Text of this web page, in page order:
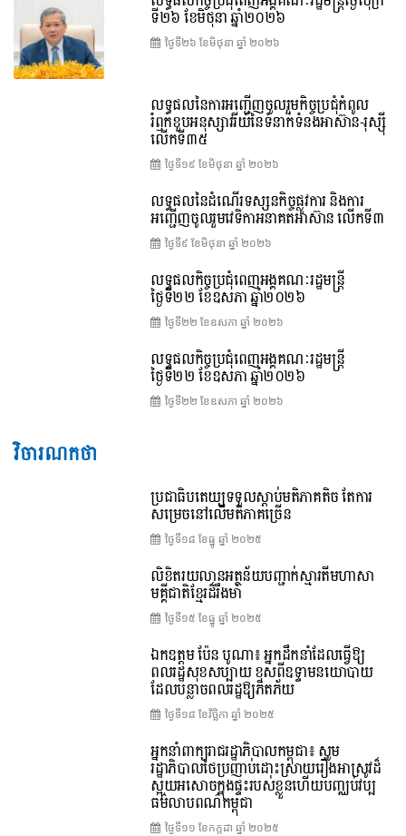
ទី២៦ ខែមិថុនា ឆ្នាំ២០២៦
ថ្ងៃទី២៦ ខែ​មិថុនា ឆ្នាំ ២០២៦
លទ្ធផលនៃការអញ្ជើញចូលរួមកិច្ចប្រជុំកំពូល
រំឭកខួបអនុស្សាវរីយ៍នៃទំនាក់ទំនងអាស៊ាន-រុស្ស៊ី
លើកទី៣៥
ថ្ងៃទី១៩ ខែ​មិថុនា ឆ្នាំ ២០២៦
លទ្ធផលនៃដំណើរទស្សនកិច្ចផ្លូវការ និងការ
អញ្ជើញចូលរួមវេទិកាអនាគតអាស៊ាន លើកទី៣
ថ្ងៃទី៩ ខែ​មិថុនា ឆ្នាំ ២០២៦
លទ្ធផលកិច្ចប្រជុំពេញអង្គគណៈរដ្ឋមន្ត្រី
ថ្ងៃទី២២ ខែឧសភា ឆ្នាំ២០២៦
ថ្ងៃទី២២ ខែ​ឧសភា ឆ្នាំ ២០២៦
លទ្ធផលកិច្ចប្រជុំពេញអង្គគណៈរដ្ឋមន្រ្តី
ថ្ងៃទី២២ ខែឧសភា ឆ្នាំ២០២៦
ថ្ងៃទី២២ ខែ​ឧសភា ឆ្នាំ ២០២៦
វិចារណកថា
ប្រជាធិបតេយ្យទទួលស្តាប់មតិភាគតិច តែការ
សម្រេចនៅលើមតិភាគច្រើន
ថ្ងៃទី១៨ ខែ​ធ្នូ ឆ្នាំ ២០២៥
លិខិតរយលានអត្ថន័យបញ្ជាក់ស្មារតីមហាសា
មគ្គីជាតិខ្មែរដ៏រឹងមាំ
ថ្ងៃទី១៥ ខែ​ធ្នូ ឆ្នាំ ២០២៥
ឯកឧត្តម ប៉ែន បូណា៖ អ្នកដឹកនាំដែលធ្វើឱ្យ
ពលរដ្ឋសុខសប្បាយ ខុសពីឧទ្ទាមនយោបាយ
ដែលបន្លាចពលរដ្ឋឱ្យភិតភ័យ
ថ្ងៃទី១៨ ខែ​វិច្ឆិកា ឆ្នាំ ២០២៥
អ្នកនាំពាក្យរាជរដ្ឋាភិបាលកម្ពុជា៖ សូម
រដ្ឋាភិបាលថៃប្រញាប់ដោះស្រាយរឿងអាស្រូវដ៏
ស្អុយអសោចក្នុងផ្ទះរបស់ខ្លួនហើយបញ្ឈប់វប្ប
ធម៌លាបពណ៌កម្ពុជា
ថ្ងៃទី១១ ខែ​កក្កដា ឆ្នាំ ២០២៥